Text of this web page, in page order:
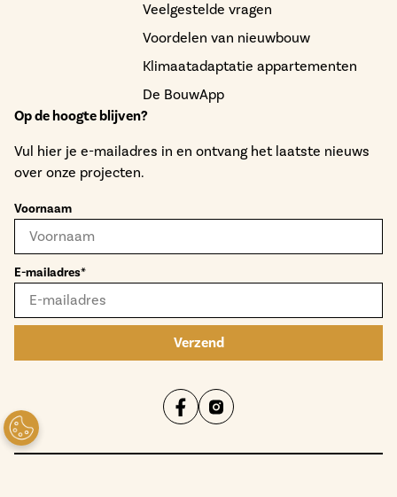
Veelgestelde vragen
Voordelen van nieuwbouw
Klimaatadaptatie appartementen
De BouwApp
Op de hoogte blijven?
Vul hier je e-mailadres in en ontvang het laatste nieuws
over onze projecten.
Voornaam
E-mailadres*
Verzend